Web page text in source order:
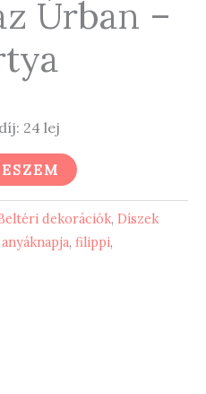
Úrban –
24 lej
dekorációk, Díszek
anyáknapja, filippi,